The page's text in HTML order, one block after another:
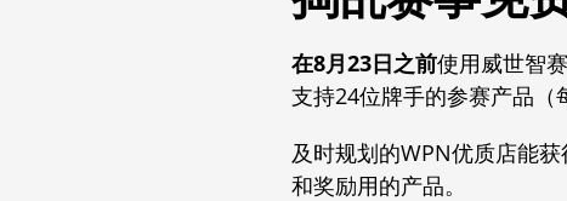
在8月23日之前使用威世智
支持24位牌手的参赛产品（
及时规划的WPN优质店能
和奖励用的产品。